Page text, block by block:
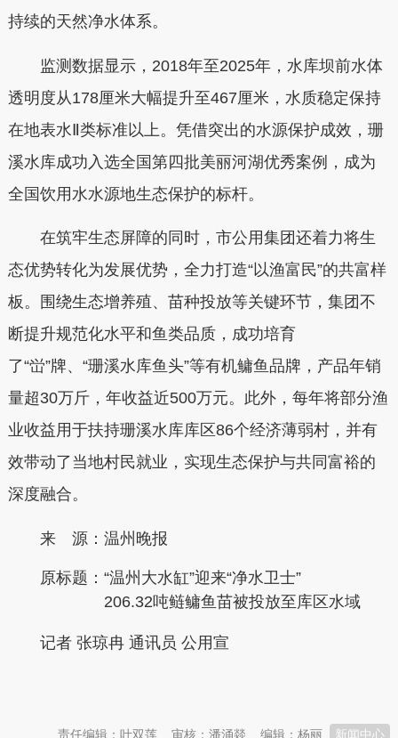
持续的天然净水体系。
监测数据显示，2018年至2025年，水库坝前水体
透明度从178厘米大幅提升至467厘米，水质稳定保持
在地表水Ⅱ类标准以上。凭借突出的水源保护成效，珊
溪水库成功入选全国第四批美丽河湖优秀案例，成为
全国饮用水水源地生态保护的标杆。
在筑牢生态屏障的同时，市公用集团还着力将生
态优势转化为发展优势，全力打造“以渔富民”的共富样
板。围绕生态增养殖、苗种投放等关键环节，集团不
断提升规范化水平和鱼类品质，成功培育
了“峃”牌、“珊溪水库鱼头”等有机鳙鱼品牌，产品年销
量超30万斤，年收益近500万元。此外，每年将部分渔
业收益用于扶持珊溪水库库区86个经济薄弱村，并有
效带动了当地村民就业，实现生态保护与共同富裕的
深度融合。
来 源：温州晚报
原标题： “温州大水缸”迎来“净水卫士”
206.32吨鲢鳙鱼苗被投放至库区水域
记者 张琼冉 通讯员 公用宣
新闻中心
编辑：杨丽
审核：潘涌燚
责任编辑：叶双莲